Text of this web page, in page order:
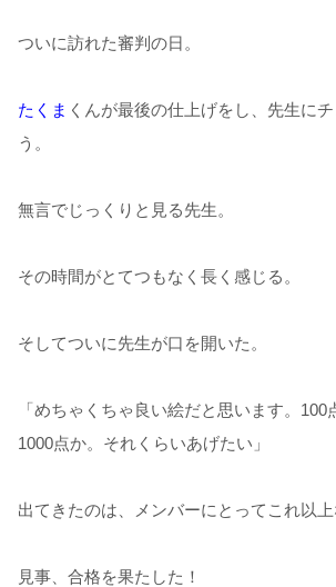
ついに訪れた審判の日。
たくま くんが最後の仕上げをし、先生に
う。
無言でじっくりと見る先生。
その時間がとてつもなく長く感じる。
そしてついに先生が口を開いた。
「めちゃくちゃ良い絵だと思います。100
1000点か。それくらいあげたい」
出てきたのは、メンバーにとってこれ以上
見事、合格を果たした！